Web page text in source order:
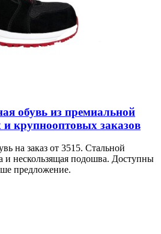
обувь из премиальной
крупнооптовых заказов
на заказ от 3515. Стальной
и нескользящая подошва. Доступны
предложение.